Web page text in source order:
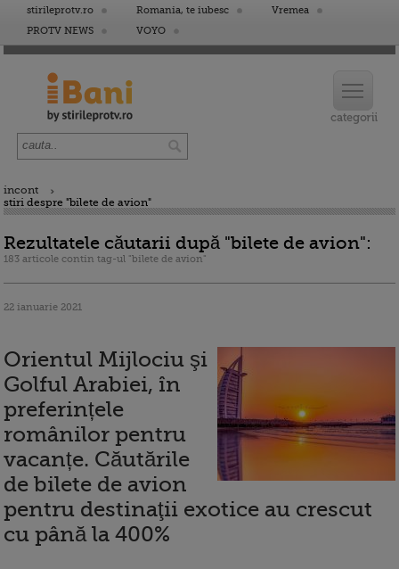
stirileprotv.ro Romania, te iubesc
Vremea
PROTV NEWS
VOYO
incont
stiri despre "bilete de avion"
Rezultatele căutarii după "bilete de avion":
183 articole contin tag-ul "bilete de avion"
22 ianuarie 2021
Orientul Mijlociu şi
Golful Arabiei, în
preferințele
românilor pentru
vacanțe. Căutările
de bilete de avion
pentru destinaţii exotice au crescut
cu până la 400%